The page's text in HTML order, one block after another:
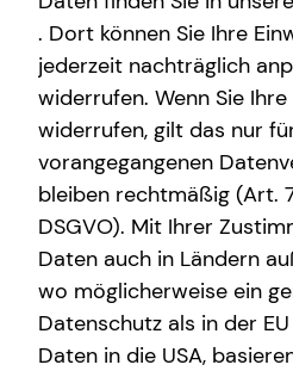
Sach- und
Expat
Wer sich aktiv mit seinen
übernimmt Verantwortung für
dabei begleite ich dich.
Ich biete eine ganzheitliche
deinen persönlichen Zielen und
Lebenssituation orientiert. Ob
Altersvorsorge,
- wir entwickeln gemeinsam
langfristig funktioniert und
anpasst.
Meine Beratung steht für:
. Dort können Sie Ihre
jederzeit nachträglich
widerrufen. Wenn Sie
widerrufen, gilt das nur
vorangegangenen
bleiben rechtmäßig (Art.
DSGVO). Mit Ihrer
Daten auch in Ländern
wo möglicherweise ein
Datenschutz als in der
Daten in die USA,